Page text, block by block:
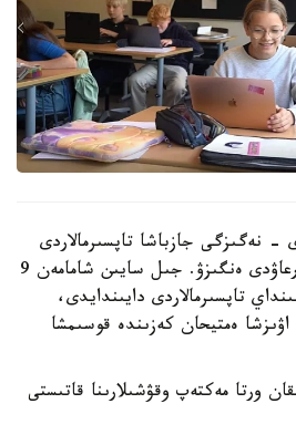
- نەگىزگى جازباشا تاپسىرمالاردى
مىندەتتى تۇردە اۋىزشا قورعاۋدى ەنگىزۋ. جىل سايىن شامامەن 9
تاپسىرمالاردى دايىندايدى،
ەمتيحان كەزىندە قوسىمشا
جاستان اسقان ورتا مەكتەپ وقۋشىلارىنا قاتىستى